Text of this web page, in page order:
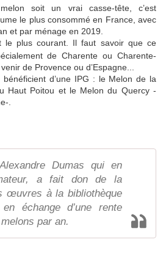
soit un vrai casse-tête, c’est
le plus consommé en France, avec
et par ménage en 2019.
le plus courant. Il faut savoir que ce
de Charente ou Charente-
de Provence ou d’Espagne...
d’une IPG : le Melon de la
Haut Poitou et le Melon du Quercy -
.
Dumas qui en
a fait don de la
œuvres à la bibliothèque
échange d’une rente
par an.